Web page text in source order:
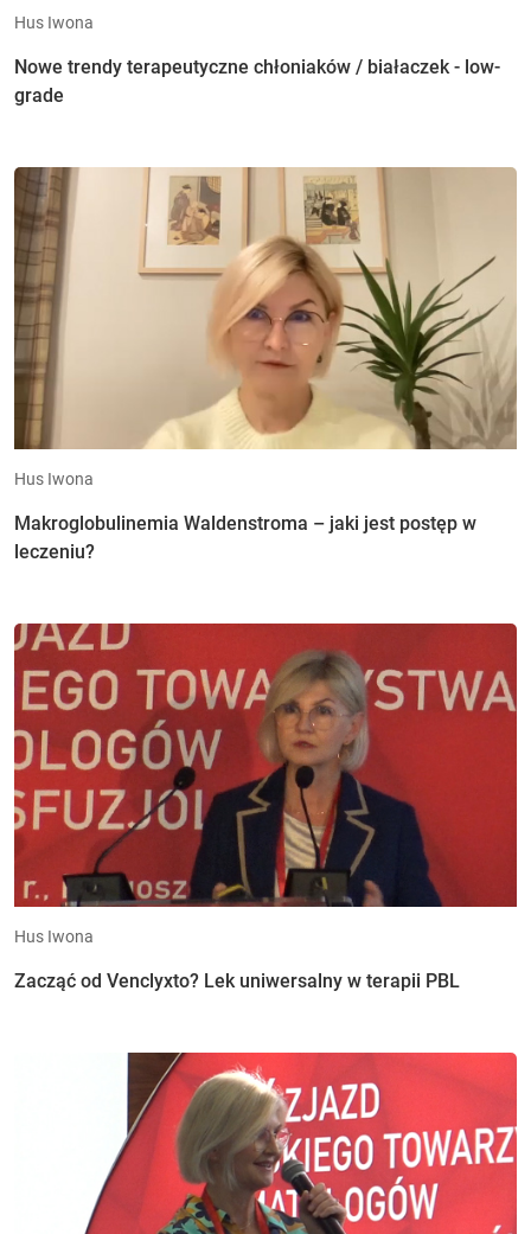
Hus Iwona
Nowe trendy terapeutyczne chłoniaków / białaczek - low-
grade
Hus Iwona
Makroglobulinemia Waldenstroma – jaki jest postęp w
leczeniu?
Hus Iwona
Zacząć od Venclyxto? Lek uniwersalny w terapii PBL